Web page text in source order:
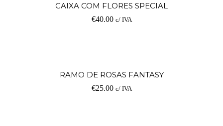
CAIXA COM FLORES SPECIAL
€40.00 c/ IVA
RAMO DE ROSAS FANTASY
€25.00 c/ IVA